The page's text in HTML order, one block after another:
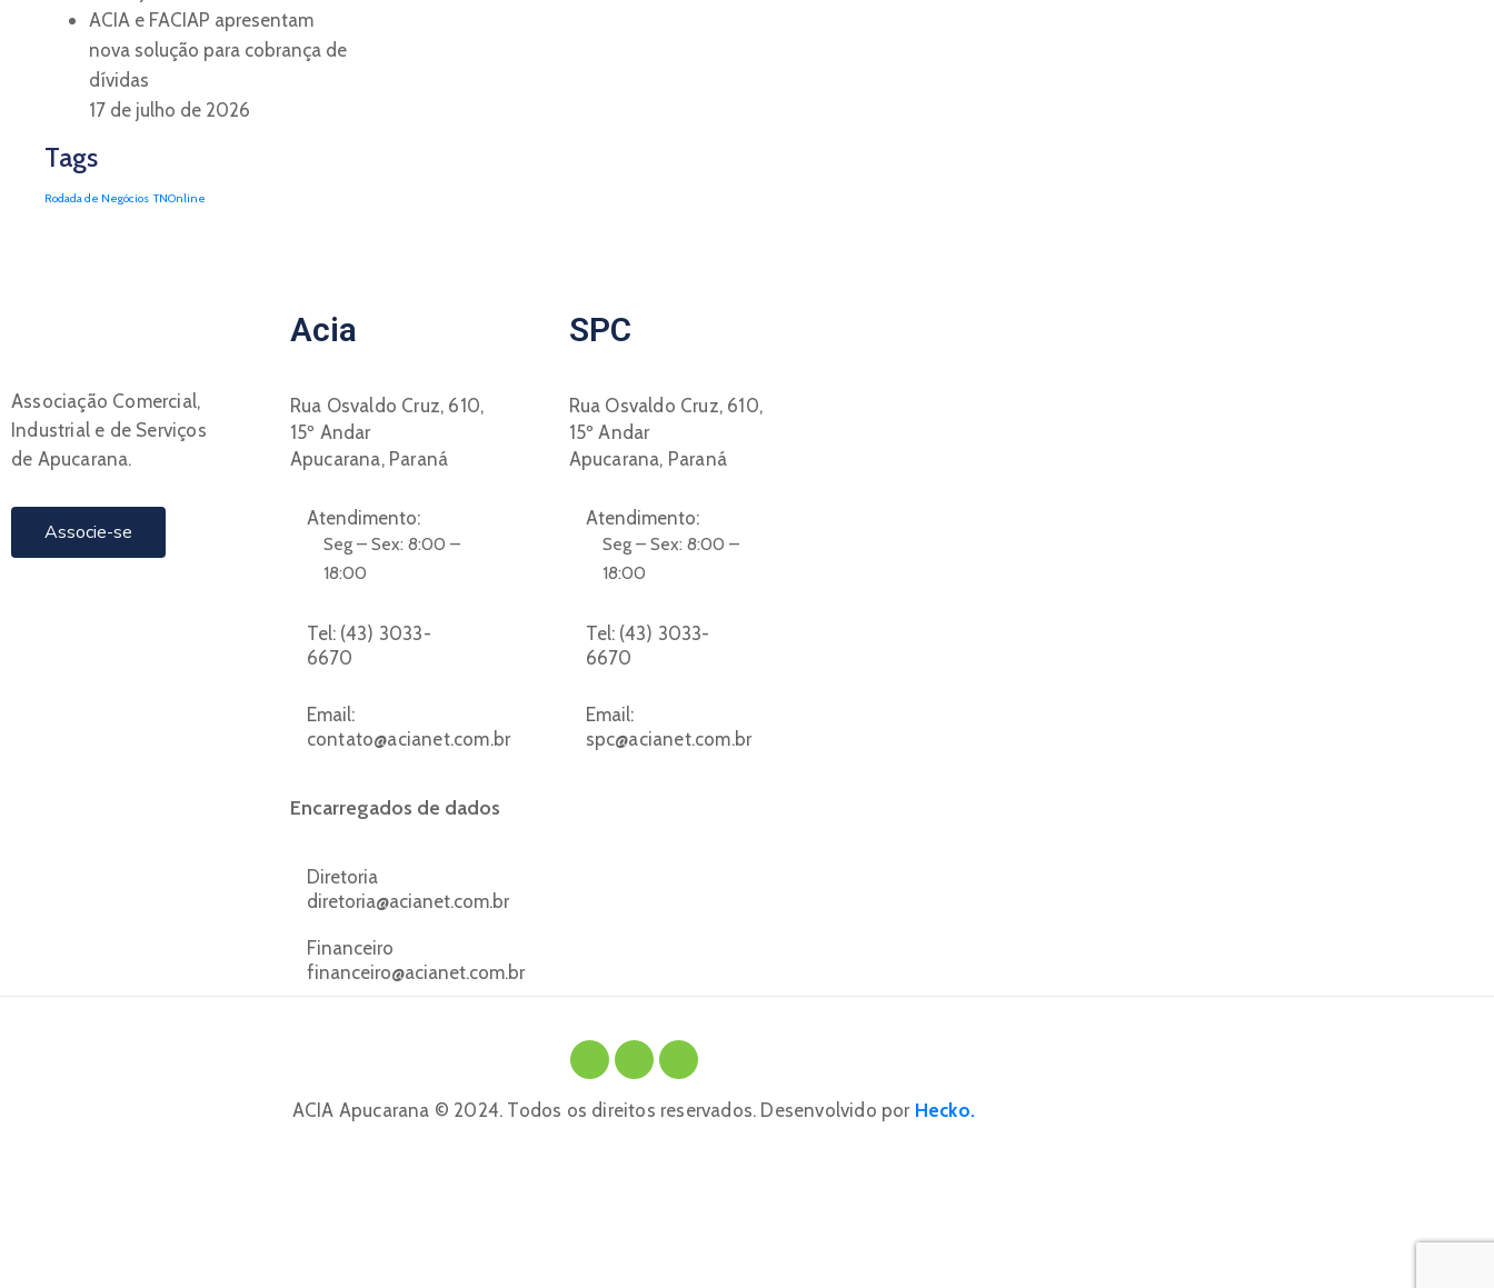
ACIA e FACIAP apresentam
nova solução para cobrança de
dívidas
17 de julho de 2026
Tags
Rodada de Negócios TNOnline
Associação Comercial,
Industrial e de Serviços
de Apucarana.
Associe-se
Acia
Rua Osvaldo Cruz, 610,
15º Andar
Apucarana, Paraná
Atendimento:
Seg – Sex: 8:00 –
18:00
Tel: (43) 3033-
6670
Email:
contato@acianet.com.br
Encarregados de dados
Diretoria
diretoria@acianet.com.br
Financeiro
financeiro@acianet.com.br
SPC
Rua Osvaldo Cruz, 610,
15º Andar
Apucarana, Paraná
Atendimento:
Seg – Sex: 8:00 –
18:00
Tel: (43) 3033-
6670
Email:
spc@acianet.com.br
ACIA Apucarana © 2024. Todos os direitos reservados. Desenvolvido por Hecko.